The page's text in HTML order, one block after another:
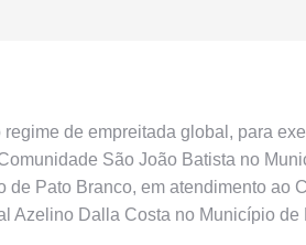
de empreitada global, para
São João Batista no
Pato Branco, em atendimento ao
Azelino Dalla Costa no Município de